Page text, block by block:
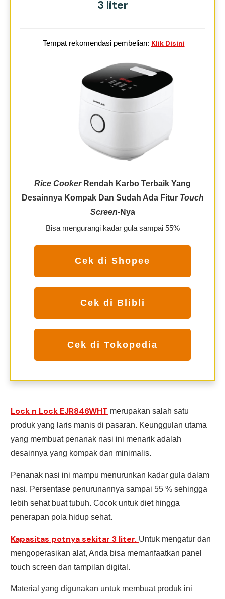
3 liter
Tempat rekomendasi pembelian: Klik Disini
Rice CookerRendah Karbo Terbaik Yang
Desainnya Kompak Dan Sudah Ada Fitur Touch
Screen-nya
Bisa mengurangi kadar gula sampai 55%
Cek di Shopee
Cek di Blibli
Cek di Tokopedia
Lock n Lock EJR846WHT merupakan salah satu
produk yang laris manis di pasaran. Keunggulan utama
yang membuat penanak nasi ini menarik adalah
desainnya yang kompak dan minimalis.
Penanak nasi ini mampu menurunkan kadar gula dalam
nasi. Persentase penurunannya sampai 55 % sehingga
lebih sehat buat tubuh. Cocok untuk diet hingga
penerapan pola hidup sehat.
Kapasitas potnya sekitar 3 liter. Untuk mengatur dan
mengoperasikan alat, Anda bisa memanfaatkan panel
touch screen dan tampilan digital.
Material yang digunakan untuk membuat produk ini